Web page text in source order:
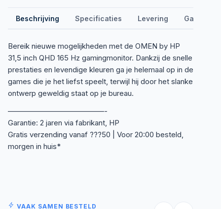
Beschrijving Specificaties Levering Garantie
Bereik nieuwe mogelijkheden met de OMEN by HP
31,5 inch QHD 165 Hz gamingmonitor. Dankzij de snelle
prestaties en levendige kleuren ga je helemaal op in de
games die je het liefst speelt, terwijl hij door het slanke
ontwerp geweldig staat op je bureau.
—————————————-
Garantie: 2 jaren via fabrikant, HP
Gratis verzending vanaf ???50 | Voor 20:00 besteld,
morgen in huis*
VAAK SAMEN BESTELD